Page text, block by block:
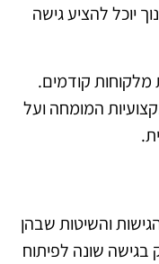
יוכל להציע גישה
מלקוחות קודמים.
המומחה ועל
והשיטות שבהן
שונה לפיתוח